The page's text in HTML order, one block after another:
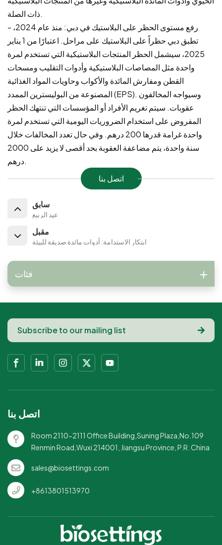
ذات الصلة.
- رفع مستوى الحظر على البلاستيك في دبي: منذ عام 2024،
تطبق دبي حظراً على البلاستيك على مراحل. اعتبارًا من 1 يناير
2025، سيشمل الحظر المنتجات البلاستيكية التي تستخدم لمرة
واحدة مثل المصاصات البلاستيكية وأدوات التقليب ومسحات
القطن ومفارش المائدة والأكواب وحاويات المواد الغذائية
المصنوعة من البوليسترين الممدد (EPS). وسيواجه المخالفون
عقوبات. سيتم تغريم الأفراد أو المؤسسات التي تنتهك الحظر
المفروض على استخدام الضروريات اليومية التي تستخدم لمرة
واحدة غرامة قدرها 200 درهم. وفي حال تعدد المخالفات خلال
سنة واحدة، يتم مضاعفة العقوبة بحد أقصى لا يزيد على 2000
درهم.
اتصل بنا
سابق
عيد الربيع
مقبل
ابتكار الاستدامة: أدوات مائدة صديقة للبيئة
فئات
اتصل بنا
Room 2110-2111 Office Building,Suning Plaza,No.109
Renmin Road,Wuxi 214001, Jiangsu Province, P.R. China
sales@biosettings.com
+8613801513970